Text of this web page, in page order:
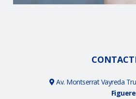
Av. Montserrat Vayreda